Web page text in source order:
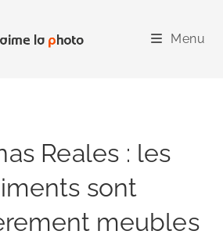
Menu
Reales : les
sont
meubles